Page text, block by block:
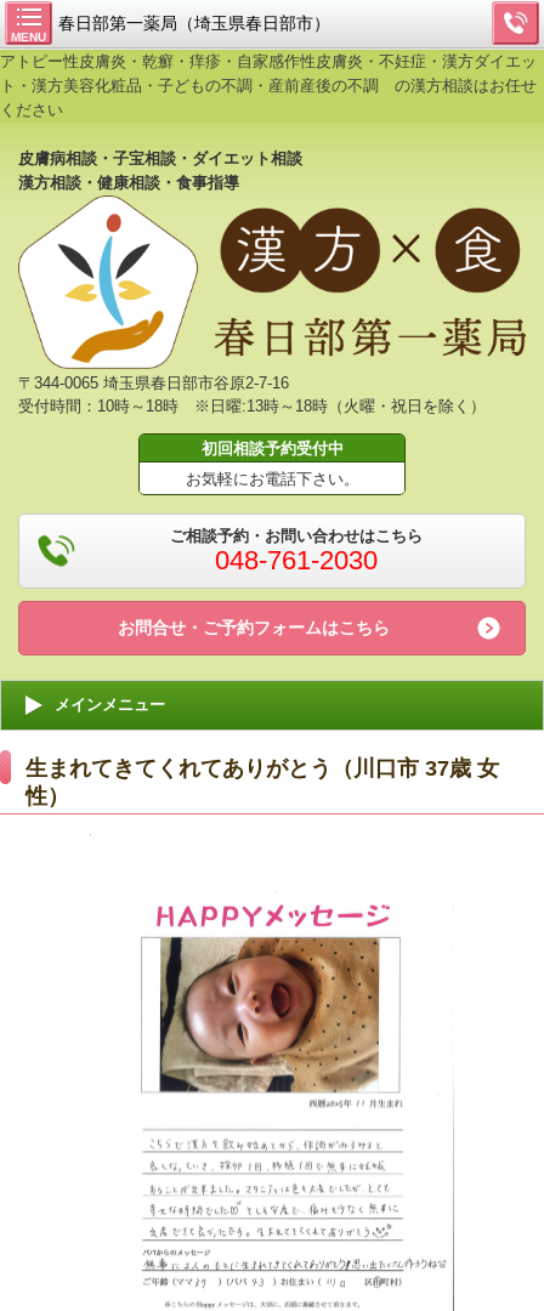
MENU
春日部第一薬局（埼玉県春日部市）
アトピー性皮膚炎・乾癬・痒疹・自家感作性皮膚炎・不妊症・漢方ダイエッ
ト・漢方美容化粧品・子どもの不調・産前産後の不調 の漢方相談はお任せ
ください
皮膚病相談・子宝相談・ダイエット相談
漢方相談・健康相談・食事指導
〒344-0065 埼玉県春日部市谷原2-7-16
受付時間：10時～18時 ※日曜:13時～18時（火曜・祝日を除く）
初回相談予約受付中
お気軽にお電話下さい。
ご相談予約・お問い合わせはこちら
048-761-2030
お問合せ・ご予約フォームはこちら
メインメニュー
生まれてきてくれてありがとう（川口市 37歳 女
性）